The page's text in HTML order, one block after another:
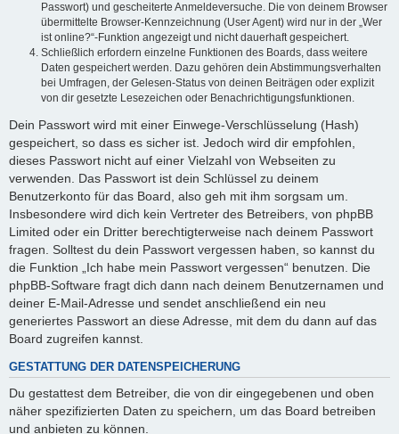
Passwort) und gescheiterte Anmeldeversuche. Die von deinem Browser
übermittelte Browser-Kennzeichnung (User Agent) wird nur in der „Wer
ist online?“-Funktion angezeigt und nicht dauerhaft gespeichert.
Schließlich erfordern einzelne Funktionen des Boards, dass weitere
Daten gespeichert werden. Dazu gehören dein Abstimmungsverhalten
bei Umfragen, der Gelesen-Status von deinen Beiträgen oder explizit
von dir gesetzte Lesezeichen oder Benachrichtigungsfunktionen.
Dein Passwort wird mit einer Einwege-Verschlüsselung (Hash)
gespeichert, so dass es sicher ist. Jedoch wird dir empfohlen,
dieses Passwort nicht auf einer Vielzahl von Webseiten zu
verwenden. Das Passwort ist dein Schlüssel zu deinem
Benutzerkonto für das Board, also geh mit ihm sorgsam um.
Insbesondere wird dich kein Vertreter des Betreibers, von phpBB
Limited oder ein Dritter berechtigterweise nach deinem Passwort
fragen. Solltest du dein Passwort vergessen haben, so kannst du
die Funktion „Ich habe mein Passwort vergessen“ benutzen. Die
phpBB-Software fragt dich dann nach deinem Benutzernamen und
deiner E-Mail-Adresse und sendet anschließend ein neu
generiertes Passwort an diese Adresse, mit dem du dann auf das
Board zugreifen kannst.
GESTATTUNG DER DATENSPEICHERUNG
Du gestattest dem Betreiber, die von dir eingegebenen und oben
näher spezifizierten Daten zu speichern, um das Board betreiben
und anbieten zu können.